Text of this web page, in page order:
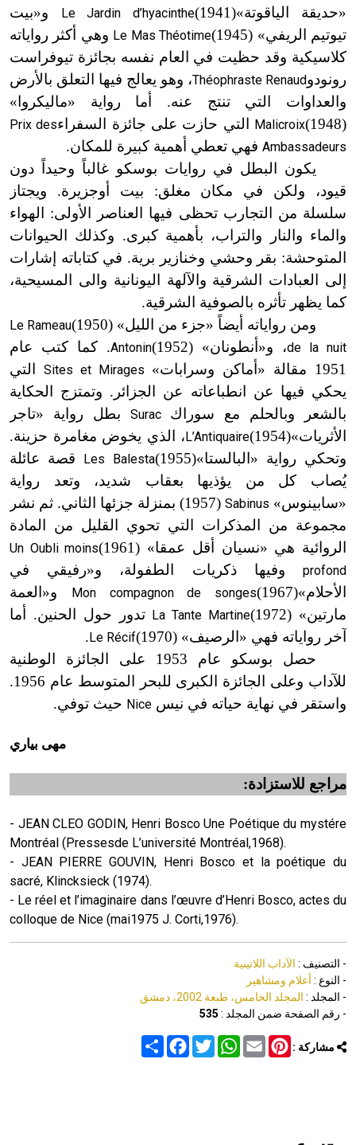
«حديقة الياقوتة»(1941
)
Le Jardin d’hyacinthe و«بيت
تيوتيم الريفي» (1945
)
Le Mas Théotime وهي أكثر رواياته
كلاسيكية وقد حظيت في العام نفسه بجائزة تيوفراست
رونودوThéophraste Renaud، وهو يعالج فيها التعلق بالأرض
والعداوات التي تنتج عنه. أما رواية «ماليكروا»
(1948
)
Malicroix التي حازت على جائزة السفراءPrix des
Ambassadeurs فهي تعطي أهمية كبيرة للمكان.
يكون البطل في روايات بوسكو غالباً وحيداً دون
قيود، ولكن في مكان مغلق: بيت أوجزيرة. ويجتاز
سلسلة من التجارب تحظى فيها العناصر الأولى: الهواء
والماء والنار والتراب، بأهمية كبرى. وكذلك الحيوانات
المتوحشة: بقر وحشي وخنازير برية. في كتاباته إشارات
إلى العبادات الشرقية والآلهة اليونانية والى المسيحية،
كما يظهر تأثره بالصوفية الشرقية.
ومن رواياته أيضاً «جزء من الليل» (1950
)
Le Rameau
de la nuit، و« أنطونان» (1952
)
Antonin. كما كتب عام
1951 مقالة «أماكن وسرابات
»
Sites et Mirages التي
يحكي فيها عن انطباعاته عن الجزائر. وتمتزج الحكاية
بالشعر وبالحلم مع سوراكSurac بطل رواية «تاجر
الأثريات»(1954
)
L’Antiquaire ، الذي يخوض مغامرة حزينة.
وتحكي رواية «البالستا»(1955
)
Les Balesta
قصة عائلة
يُصاب كل من يؤذيها بعقاب شديد، وتعد رواية
«سابينوس» Sabinus
(1957
) بمنزلة جزئها الثاني. ثم نشر
مجموعة من المذكرات التي تحوي القليل من المادة
الروائية هي «نسيان أقل عمقا»
(1961
)
Un Oubli moins
profondوفيها ذكريات الطفولة، و«رفيقي في
الأحلام»(1967
)
Mon compagnon de songes و« العمة
مارتين» (1972
)
La Tante Martine تدور حول الحنين. أما
آخر رواياته فهي «الرصيف» (1970
)
Le Récif
.
حصل بوسكو عام 1953 على الجائزة الوطنية
للآداب وعلى الجائزة الكبرى للبحر المتوسط عام 1956.
واستقر في نهاية حياته في نيس Nice حيث توفي.
مهى بياري
مراجع للاستزادة:
- JEAN CLEO GODIN, Henri Bosco Une Poétique du mystére
Montréal (Pressesde L’université Montréal,1968).
- JEAN PIERRE GOUVIN, Henri Bosco et la poétique du
sacré, Klincksieck (1974).
- Le réel et l’imaginaire dans l’œuvre d’Henri Bosco, actes du
colloque de Nice (mai1975 J. Corti,1976).
- التصنيف : الآداب اللاتينية
- النوع : أعلام ومشاهير
- المجلد : المجلد الخامس، طبعة 2002، دمشق
- رقم الصفحة ضمن المجلد : 535
مشاركة : Share
FacebookTwitter
WhatsAppEmail
Pinterest